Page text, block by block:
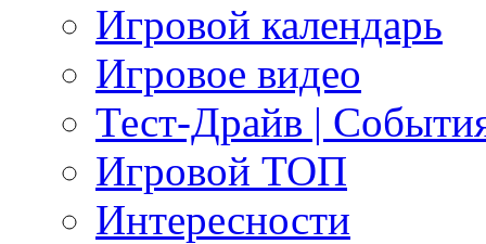
Игровой календарь
Игровое видео
Тест-Драйв |
Игровой ТОП
Интересности